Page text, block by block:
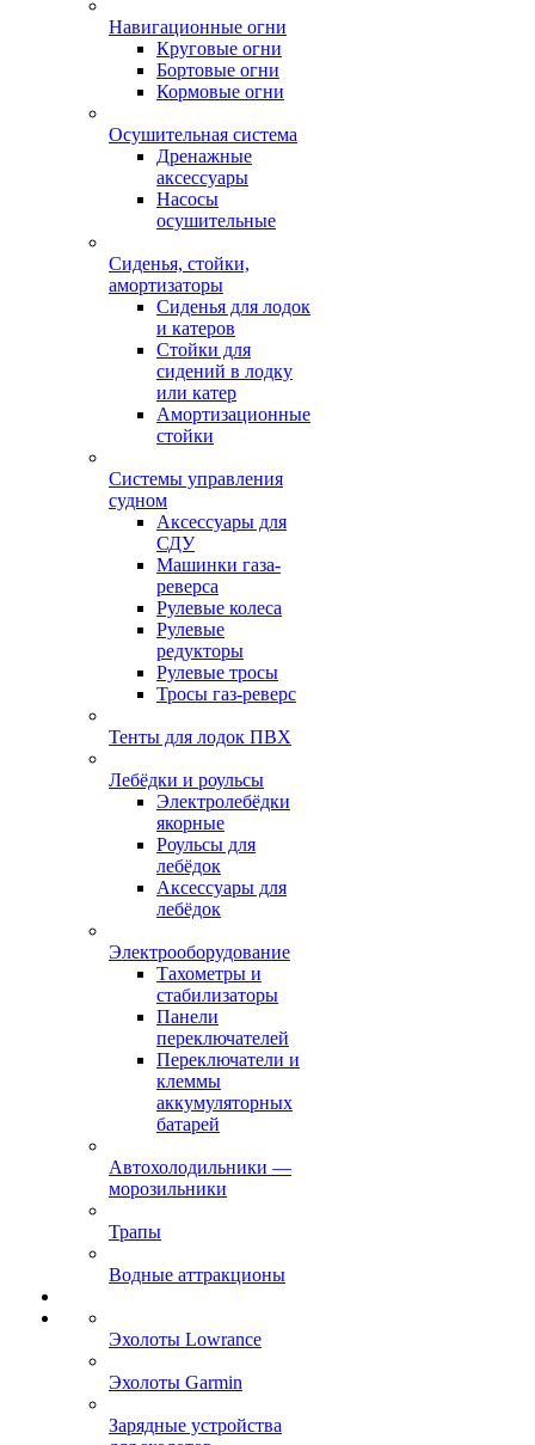
Навигационные огни
Круговые огни
Бортовые огни
Кормовые огни
Осушительная система
Дренажные
аксессуары
Насосы
осушительные
Сиденья, стойки,
амортизаторы
Сиденья для лодок
и катеров
Стойки для
сидений в лодку
или катер
Амортизационные
стойки
Системы управления
судном
Аксессуары для
СДУ
Машинки газа-
реверса
Рулевые колеса
Рулевые
редукторы
Рулевые тросы
Тросы газ-реверс
Тенты для лодок ПВХ
Лебёдки и роульсы
Электролебёдки
якорные
Роульсы для
лебёдок
Аксессуары для
лебёдок
Электрооборудование
Тахометры и
стабилизаторы
Панели
переключателей
Переключатели и
клеммы
аккумуляторных
батарей
Автохолодильники —
морозильники
Трапы
Водные аттракционы
Эхолоты Lowrance
Эхолоты Garmin
Зарядные устройства